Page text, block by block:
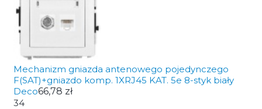
Mechanizm gniazda antenowego pojedynczego
F(SAT)+gniazdo komp. 1XRJ45 KAT. 5e 8-styk biały
Deco66,78 zł
34